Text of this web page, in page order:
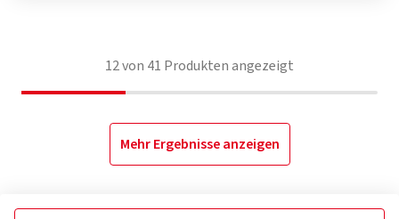
12von 41 Produkten angezeigt
Mehr Ergebnisse anzeigen